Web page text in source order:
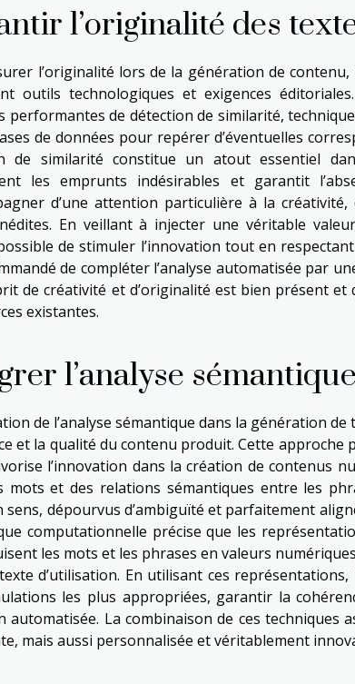
l’originalité des
l’originalité lors de la génération de
outils technologiques et exigences
performantes de détection de similarité,
de données pour repérer d’éventuelles
de similarité constitue un atout essentiel
les emprunts indésirables et garantit
d’une attention particulière à la
En veillant à injecter une véritable
de stimuler l’innovation tout en
de compléter l’analyse automatisée par
de créativité et d’originalité est bien présent
existantes.
l’analyse sémantique
de l’analyse sémantique dans la génération
et la qualité du contenu produit. Cette approche
l’innovation dans la création de contenus
mots et des relations sémantiques entre les
sens, dépourvus d’ambiguïté et parfaitement
computationnelle précise que les
les mots et les phrases en valeurs
d’utilisation. En utilisant ces
les plus appropriées, garantir la
automatisée. La combinaison de ces
mais aussi personnalisée et véritablement